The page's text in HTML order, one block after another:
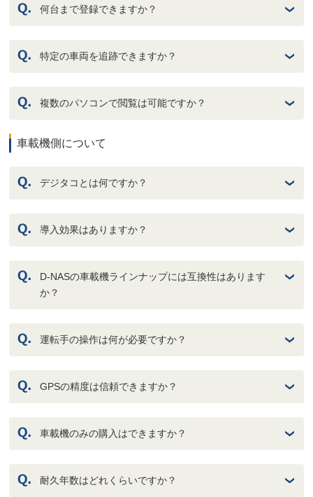
何台まで登録できますか？
特定の車両を追跡できますか？
複数のパソコンで閲覧は可能ですか？
車載機側について
デジタコとは何ですか？
導入効果はありますか？
D-NASの車載機ラインナップには互換性はあります
か？
運転手の操作は何が必要ですか？
GPSの精度は信頼できますか？
車載機のみの購入はできますか？
耐久年数はどれくらいですか？